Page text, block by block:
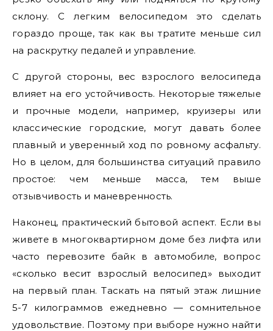
склону. С легким велосипедом это сделать
гораздо проще, так как вы тратите меньше сил
на раскрутку педалей и управление.
С другой стороны, вес взрослого велосипеда
влияет на его устойчивость. Некоторые тяжелые
и прочные модели, например, круизеры или
классические городские, могут давать более
плавный и уверенный ход по ровному асфальту.
Но в целом, для большинства ситуаций правило
простое: чем меньше масса, тем выше
отзывчивость и маневренность.
Наконец, практический бытовой аспект. Если вы
живете в многоквартирном доме без лифта или
часто перевозите байк в автомобиле, вопрос
«сколько весит взрослый велосипед» выходит
на первый план. Таскать на пятый этаж лишние
5-7 килограммов ежедневно — сомнительное
удовольствие. Поэтому при выборе нужно найти